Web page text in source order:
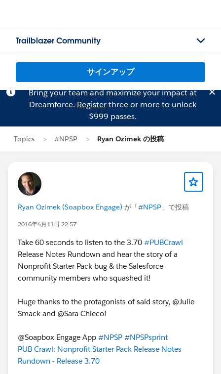
Trailblazer Community
サインアップ
Bring your team and maximize your impact at
Dreamforce. Registerthree or more to unlock
$999 passes.
Topics #NPSP Ryan Ozimek の投稿
Ryan Ozimek (Soapbox Engage) が「#NPSP 」で投稿
2016年4月11日 22:57
Take 60 seconds to listen to the 3.70 #PUBCrawl
Release Notes Rundown and hear the story of a
Nonprofit Starter Pack bug & the Salesforce
community members who squashed it!
Huge thanks to the protagonists of said story, @Julie
Smack and @Sara Chieco!
@Soapbox Engage App #NPSP #NPSPsprint
PUB Crawl: Nonprofit Starter Pack Release Notes
Rundown - Release 3.70